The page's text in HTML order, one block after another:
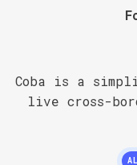
Coba is a
live cross-